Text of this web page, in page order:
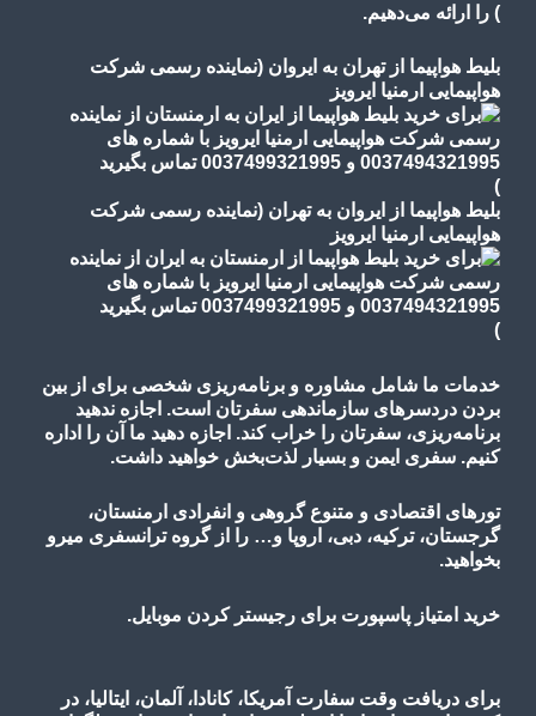
) را ارائه می‌دهیم.
بلیط هواپیما از تهران به ایروان (نماینده رسمی شرکت
هواپیمایی ارمنیا ایرویز
)
بلیط هواپیما از ایروان به تهران (نماینده رسمی شرکت
هواپیمایی ارمنیا ایرویز
)
خدمات ما شامل مشاوره و برنامه‌ریزی شخصی برای از بین
بردن دردسرهای سازماندهی سفرتان است. اجازه ندهید
برنامه‌ریزی، سفرتان را خراب کند. اجازه دهید ما آن را اداره
کنیم. سفری ایمن و بسیار لذت‌بخش خواهید داشت.
تورهای اقتصادی و متنوع گروهی و انفرادی ارمنستان،
گرجستان، ترکیه، دبی، اروپا و… را از گروه ترانسفری میرو
بخواهید.
خرید امتیاز پاسپورت برای رجیستر کردن موبایل.
برای دریافت وقت سفارت آمریکا، کانادا، آلمان، ایتالیا، در